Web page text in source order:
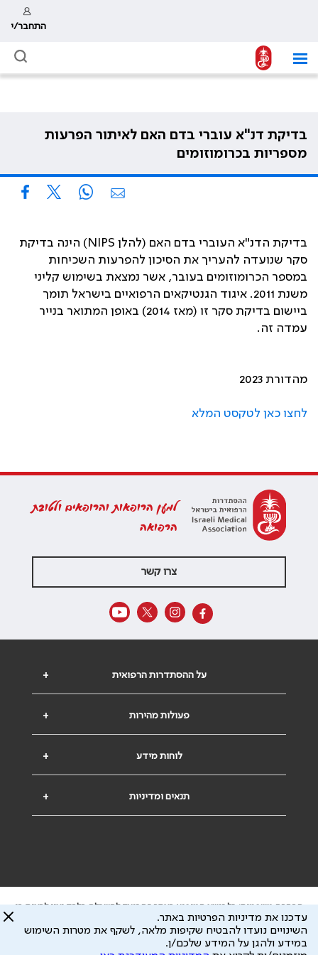
התחבר/י
בדיקת דנ"א עוברי בדם האם לאיתור הפרעות
מספריות בכרומוזומים
בדיקת הדנ"א העוברי בדם האם (להלן NIPS) הינה בדיקת
סקר שנועדה להעריך את הסיכון להפרעות השכיחות
במספר הכרומוזומים בעובר, אשר נמצאת בשימוש קליני
משנת 2011. איגוד הגנטיקאים הרפואיים בישראל תומך
ביישום בדיקת סקר זו (מאז 2014) באופן המתואר בנייר
עמדה זה.
מהדורת 2023
לחצו כאן לטקסט המלא
למען הרופאות והרופאים ולטובת
הרפואה
צרו קשר
+ על ההסתדרות הרפואית
+ פעולות מהירות
+ לוחות מידע
+ תנאים ומדיניות
הבהרה משפטית: כל נושא המופיע באתר זה נועד להשכלה בלבד ואין לראות בו
ייעוץ רפואי או משפטי. אין הר"י אחראית לתוכן המתפרסם באתר זה ולכל נזק
שעלול להיגרם.
ידוע לי שהר"י אוספת ושומרת מידע אישי לצורך מתן השרות וכי חלק ממנו עשוי
עדכנו את מדיניות הפרטיות באתר.
השינויים נועדו להבטיח שקיפות מלאה, לשקף את מטרות השימוש
במידע ולהגן על המידע שלכם/ן.